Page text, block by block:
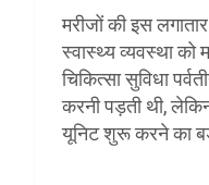
मरीजों की इस
स्वास्थ्य व्यवस्था
चिकित्सा सुविधा
करनी पड़ती थी,
यूनिट शुरू करने का